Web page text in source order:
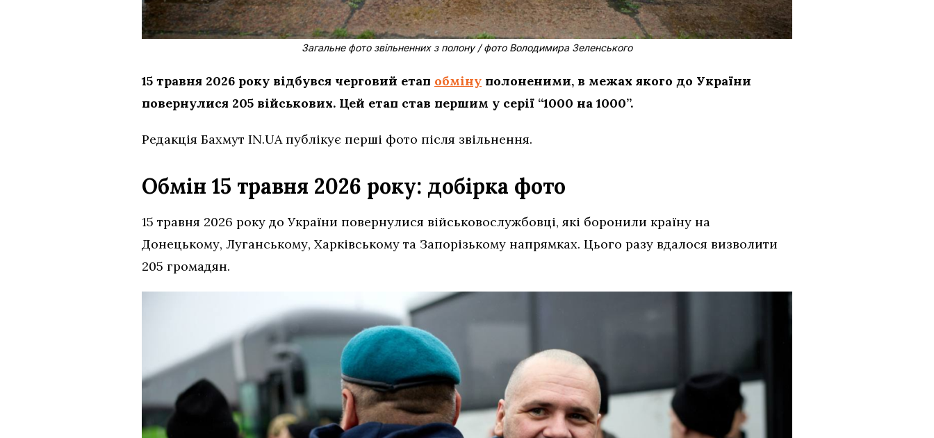
Загальне фото звільненних з полону / фото Володимира Зеленського
15 травня 2026 року відбувся черговий етап обміну полоненими, в межах якого до України
повернулися 205 військових. Цей етап став першим у серії “1000 на 1000”.
Редакція Бахмут IN.UA публікує перші фото після звільнення.
Обмін 15 травня 2026 року: добірка фото
15 травня 2026 року до України повернулися військовослужбовці, які боронили країну на
Донецькому, Луганському, Харківському та Запорізькому напрямках. Цього разу вдалося визволити
205 громадян.